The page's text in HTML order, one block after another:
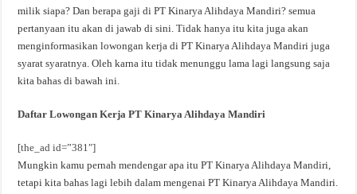
milik siapa? Dan berapa gaji di PT Kinarya Alihdaya Mandiri? semua
pertanyaan itu akan di jawab di sini. Tidak hanya itu kita juga akan
menginformasikan lowongan kerja di PT Kinarya Alihdaya Mandiri juga
syarat syaratnya. Oleh karna itu tidak menunggu lama lagi langsung saja
kita bahas di bawah ini.
Daftar Lowongan Kerja PT Kinarya Alihdaya Mandiri
[the_ad id=”381″]
Mungkin kamu pernah mendengar apa itu PT Kinarya Alihdaya Mandiri,
tetapi kita bahas lagi lebih dalam mengenai PT Kinarya Alihdaya Mandiri.